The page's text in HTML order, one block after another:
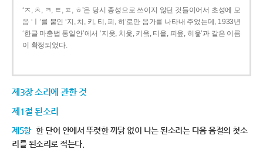
‘ㅈ, ㅊ, ㅋ, ㅌ, ㅍ, ㅎ’은 당시 종성으로 쓰이지 않던 것들이어서 초성에 모
음 ‘ㅣ’를 붙인 ‘지, 치, 키, 티, 피, 히’로만 음가를 나타내 주었는데, 1933년
‘한글 마춤법 통일안’에서 ‘지읒, 치읓, 키읔, 티읕, 피읖, 히읗’과 같은 이름
이 확정되었다.
제3장 소리에 관한 것
제1절 된소리
제5항 한 단어 안에서 뚜렷한 까닭 없이 나는 된소리는 다음 음절의 첫소
리를 된소리로 적는다.